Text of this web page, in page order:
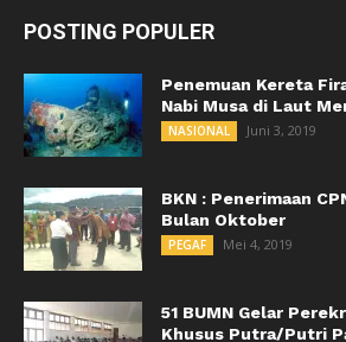
POSTING POPULER
Penemuan Kereta
Nabi Musa di Laut
NASIONAL Juni 3, 2019
BKN : Penerimaan
Bulan Oktober
PEGAF Mei 4, 2019
51 BUMN Gelar
Khusus Putra/Putri